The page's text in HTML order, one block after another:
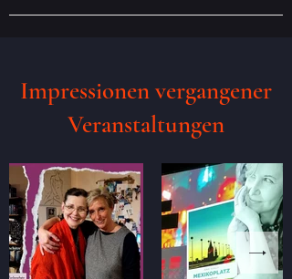
Impressionen vergangener
Veranstaltungen